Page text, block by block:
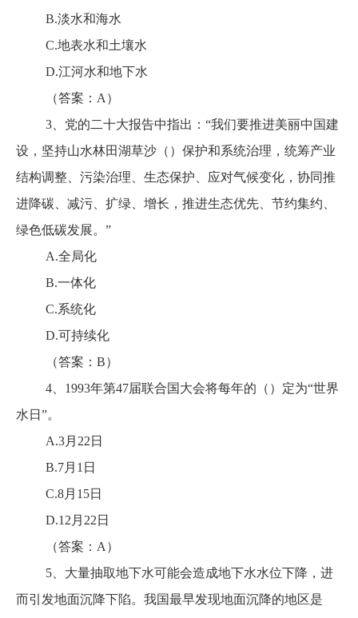
B.淡水和海水
C.地表水和土壤水
D.江河水和地下水
（答案：A）
3、党的二十大报告中指出：“我们要推进美丽中国建
设，坚持山水林田湖草沙（）保护和系统治理，统筹产业
结构调整、污染治理、生态保护、应对气候变化，协同推
进降碳、减污、扩绿、增长，推进生态优先、节约集约、
绿色低碳发展。”
A.全局化
B.一体化
C.系统化
D.可持续化
（答案：B）
4、1993年第47届联合国大会将每年的（）定为“世界
水日”。
A.3月22日
B.7月1日
C.8月15日
D.12月22日
（答案：A）
5、大量抽取地下水可能会造成地下水水位下降，进
而引发地面沉降下陷。我国最早发现地面沉降的地区是